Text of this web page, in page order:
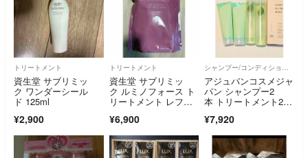
トリートメント
資生堂 サブリミッ
ク ワンダーシール
ド 125ml
¥2,900
トリートメント
資生堂 サブリミッ
ク ルミノフォース ト
リートメント レフィ
¥6,900
シャンプー/コンディショナーセット
アジュバンコスメジャ
パン シャンプー2
本 トリートメント2
¥7,920